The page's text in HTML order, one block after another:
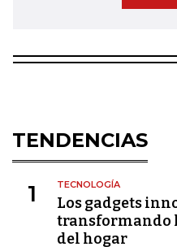
TENDENCIAS
1 TECNOLOGÍA
Los gadgets
transformando
del hogar